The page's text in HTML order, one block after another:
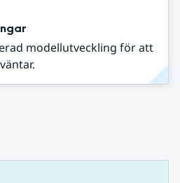
modellutveckling för att